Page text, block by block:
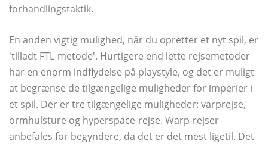
forhandlingstaktik.
En anden vigtig mulighed, når du opretter et nyt spil, er
'tilladt FTL-metode'. Hurtigere end lette rejsemetoder
har en enorm indflydelse på playstyle, og det er muligt
at begrænse de tilgængelige muligheder for imperier i
et spil. Der er tre tilgængelige muligheder: varprejse,
ormhulsture og hyperspace-rejse. Warp-rejser
anbefales for begyndere, da det er det mest ligetil. Det